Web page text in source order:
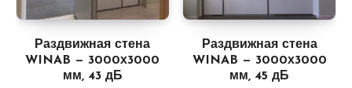
Раздвижная стена
WINAB — 3000х3000
мм, 43 дБ
Раздвижная стена
WINAB — 3000х3000
мм, 45 дБ